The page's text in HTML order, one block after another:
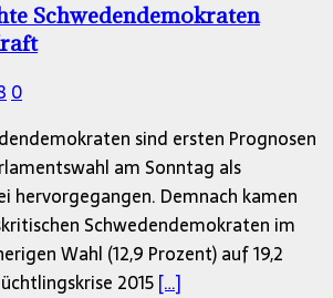
Schwedendemokraten
0
sind ersten Prognosen
am Sonntag als
hervorgegangen. Demnach kamen
Schwedendemokraten im
Wahl (12,9 Prozent) auf 19,2
2015[…]